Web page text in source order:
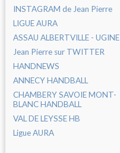
INSTAGRAM de Jean Pierre
LIGUE AURA
ASSAU ALBERTVILLE - UGINE
Jean Pierre sur TWITTER
HANDNEWS
ANNECY HANDBALL
CHAMBERY SAVOIE MONT-
BLANC HANDBALL
VAL DE LEYSSE HB
Ligue AURA